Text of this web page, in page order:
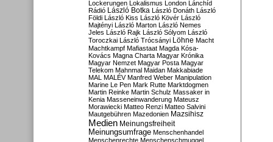
Lockerungen Lokalismus London Lánchíd
Rádió
László Botka László Donáth László
Földi László Kiss László Kövér László
Majtényi László Marton László Nemes
Jeles László Rajk László Sólyom László
Toroczkai László Trócsányi Löhne Macht
Machtkampf Mafiastaat Magda Kósa-
Kovács Magna Charta Magyar Krónika
Magyar Nemzet Magyar Posta Magyar
Telekom Mahnmal Maidan Makkabiade
MAL MALÉV Manfred Weber Manipulation
Marine Le Pen Mark Rutte Marktdogmen
Martin Reinke Martin Schulz Massaker in
Kenia Masseneinwanderung Mateusz
Morawiecki Matteo Renzi Matteo Salvini
Mautgebühren Mazedonien Mazsihisz
Medien Meinungsfreiheit
Meinungsumfrage Menschenhandel
Menschenrechte Menschenschmuggel